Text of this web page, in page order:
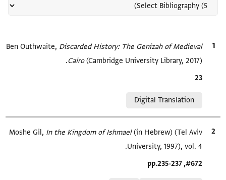
الاقتباس المرجعي Ben Outhwaite,Discarded History: The Genizah of Medieval
Cairo(Cambridge University Library, 2017).
Location in source
23
Digital Translation
الاقتباس المرجعي Moshe Gil,In the Kingdom of Ishmael‎(in Hebrew) (Tel Aviv
University, 1997), vol. 4.
Location in source
#672, pp.235-237